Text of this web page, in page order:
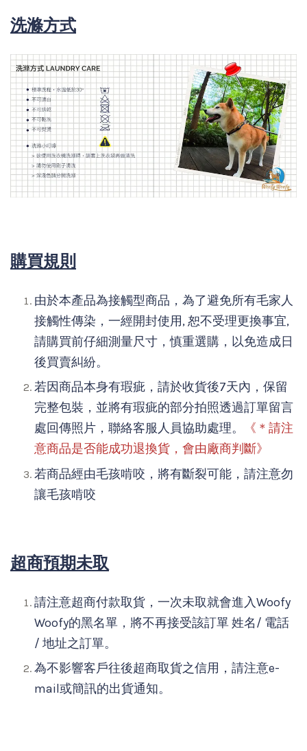
洗滌方式
購買規則
由於本產品為接觸型商品，為了避免所有毛家人
接觸性傳染，一經開封使用, 恕不受理更換事宜,
請購買前仔細測量尺寸，慎重選購，以免造成日
後買賣糾紛。
若因商品本身有瑕疵，請於收貨後7天內，保留
完整包裝，並將有瑕疵的部分拍照透過訂單留言
處回傳照片，聯絡客服人員協助處理。
《＊請注
意商品是否能成功退換貨，會由廠商判斷》
若商品經由毛孩啃咬，將有斷裂可能，請注意勿
讓毛孩啃咬
超商預期未取
請注意超商付款取貨，一次未取就會進入Woofy
Woofy的黑名單，將不再接受該訂單 姓名/ 電話
/ 地址之訂單。
為不影響客戶往後超商取貨之信用，請注意e-
mail或簡訊的出貨通知。